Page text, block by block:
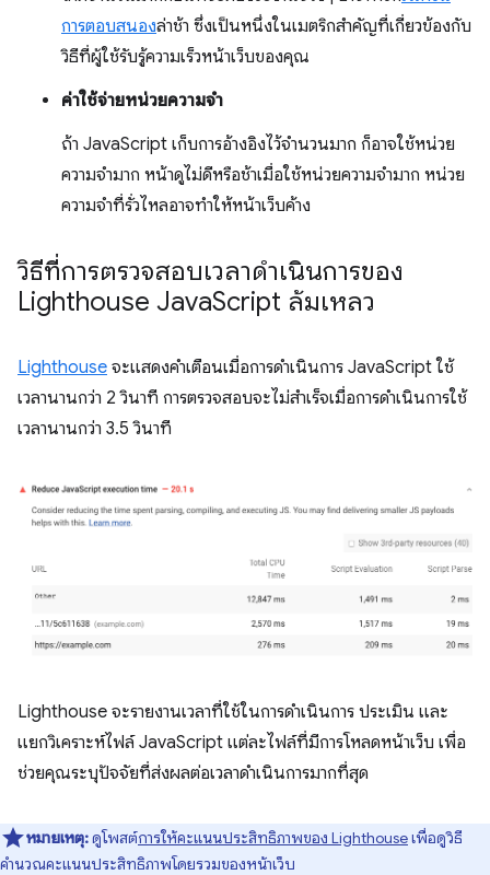
การตอบสนองล่าช้า ซึ่งเป็นหนึ่งในเมตริกสำคัญที่เกี่ยวข้องกับ
วิธีที่ผู้ใช้รับรู้ความเร็วหน้าเว็บของคุณ
ค่าใช้จ่ายหน่วยความจำ
ถ้า JavaScript เก็บการอ้างอิงไว้จำนวนมาก ก็อาจใช้หน่วย
ความจำมาก หน้าดูไม่ดีหรือช้าเมื่อใช้หน่วยความจำมาก หน่วย
ความจำที่รั่วไหลอาจทำให้หน้าเว็บค้าง
วิธีที่การตรวจสอบเวลาดำเนินการของ
Lighthouse JavaScript ล้มเหลว
Lighthouse จะแสดงคำเตือนเมื่อการดำเนินการ JavaScript ใช้
เวลานานกว่า 2 วินาที การตรวจสอบจะไม่สำเร็จเมื่อการดำเนินการใช้
เวลานานกว่า 3.5 วินาที
Lighthouse จะรายงานเวลาที่ใช้ในการดำเนินการ ประเมิน และ
แยกวิเคราะห์ไฟล์ JavaScript แต่ละไฟล์ที่มีการโหลดหน้าเว็บ เพื่อ
ช่วยคุณระบุปัจจัยที่ส่งผลต่อเวลาดำเนินการมากที่สุด
หมายเหตุ:ดูโพสต์การให้คะแนนประสิทธิภาพของ Lighthouseเพื่อดูวิธี
คำนวณคะแนนประสิทธิภาพโดยรวมของหน้าเว็บ